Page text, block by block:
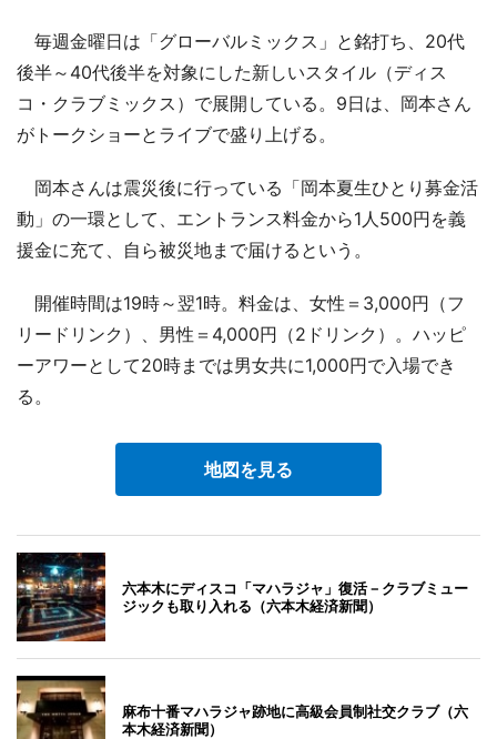
毎週金曜日は「グローバルミックス」と銘打ち、20代
後半～40代後半を対象にした新しいスタイル（ディス
コ・クラブミックス）で展開している。9日は、岡本さん
がトークショーとライブで盛り上げる。
岡本さんは震災後に行っている「岡本夏生ひとり募金活
動」の一環として、エントランス料金から1人500円を義
援金に充て、自ら被災地まで届けるという。
開催時間は19時～翌1時。料金は、女性＝3,000円（フ
リードリンク）、男性＝4,000円（2ドリンク）。ハッピ
ーアワーとして20時までは男女共に1,000円で入場でき
る。
地図を見る
六本木にディスコ「マハラジャ」復活－クラブミュー
ジックも取り入れる（六本木経済新聞）
麻布十番マハラジャ跡地に高級会員制社交クラブ（六
本木経済新聞）